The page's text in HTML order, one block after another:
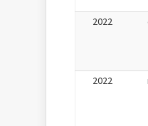
2022
2022